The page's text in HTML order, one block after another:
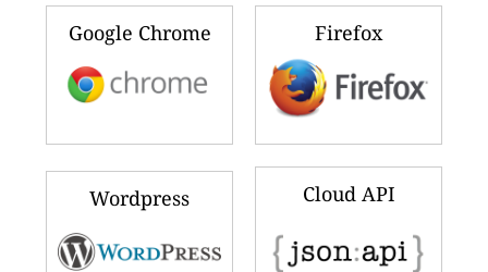
Google Chrome Firefox
Wordpress Cloud API